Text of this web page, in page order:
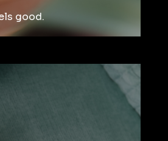
good.